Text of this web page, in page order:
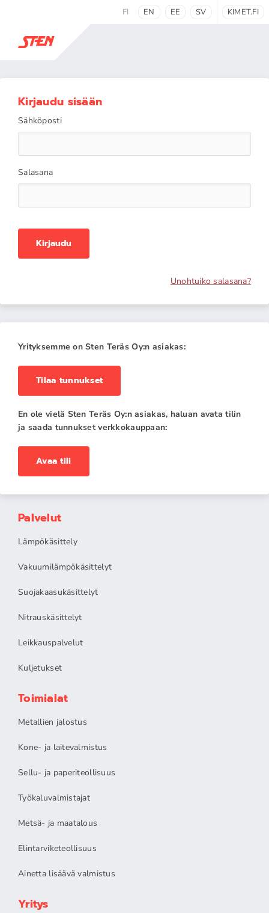
FI EN EE SV KIMET.FI
Kirjaudu sisään
Sähköposti
Salasana
Kirjaudu
Unohtuiko salasana?
Yrityksemme on Sten Teräs Oy:n asiakas:
Tilaa tunnukset
En ole vielä Sten Teräs Oy:n asiakas, haluan avata tilin
ja saada tunnukset verkkokauppaan:
Avaa tili
Palvelut
Lämpökäsittely
Vakuumilämpökäsittelyt
Suojakaasukäsittelyt
Nitrauskäsittelyt
Leikkauspalvelut
Kuljetukset
Toimialat
Metallien jalostus
Kone- ja laitevalmistus
Sellu- ja paperiteollisuus
Työkaluvalmistajat
Metsä- ja maatalous
Elintarviketeollisuus
Ainetta lisäävä valmistus
Yritys